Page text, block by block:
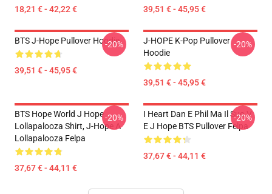
18,21 € - 42,22 € 39,51 € - 45,95 €
BTS J-Hope Pullover Hoodie
39,51 € - 45,95 €
-20%
J-HOPE K-Pop Pullover
Hoodie
39,51 € - 45,95 €
-20%
BTS Hope World J Hope
Lollapalooza Shirt, J-Hope A
Lollapalooza Felpa
37,67 € - 44,11 €
-20%
I Heart Dan E Phil Ma Il Suo V
E J Hope BTS Pullover Felpa
37,67 € - 44,11 €
-20%